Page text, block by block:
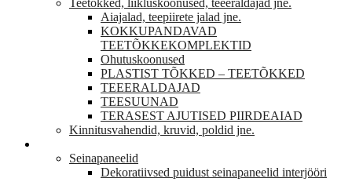
Teetõkked, liikluskoonused, teeeraldajad jne.
Aiajalad, teepiirete jalad jne.
KOKKUPANDAVAD
TEETÕKKEKOMPLEKTID
Ohutuskoonused
PLASTIST TÕKKED – TEETÕKKED
TEEERALDAJAD
TEESUUNAD
TERASEST AJUTISED PIIRDEAIAD
Kinnitusvahendid, kruvid, poldid jne.
Seinapaneelid
Dekoratiivsed puidust seinapaneelid interjööri